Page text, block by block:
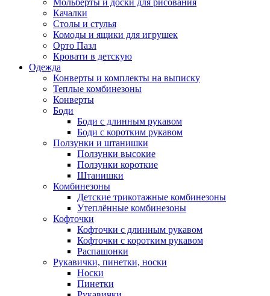
Мольберты и доски для рисования
Качалки
Столы и стулья
Комоды и ящики для игрушек
Орто Пазл
Кровати в детскую
Одежда
Конверты и комплекты на выписку
Теплые комбинезоны
Конверты
Боди
Боди с длинным рукавом
Боди с коротким рукавом
Ползунки и штанишки
Ползунки высокие
Ползунки короткие
Штанишки
Комбинезоны
Детские трикотажные комбинезоны
Утеплённые комбинезоны
Кофточки
Кофточки с длинным рукавом
Кофточки с коротким рукавом
Распашонки
Рукавички, пинетки, носки
Носки
Пинетки